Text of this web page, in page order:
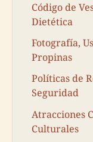
Código de
Dietética
Fotografía,
Propinas
Políticas de
Seguridad
Atracciones
Culturales